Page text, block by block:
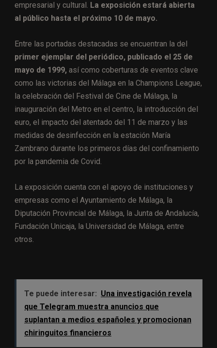
empresarial y cultural. La exposición estará abierta
al público hasta el próximo 10 de mayo.
Entre las portadas destacadas se encuentran la del
primer ejemplar del periódico, publicado el 25 de
mayo de 1999, así como coberturas de eventos clave
como las victorias del Málaga en la Champions League,
la celebración del Festival de Cine de Málaga, la
inauguración del Metro en el centro, la introducción del
euro, el impacto del atentado del 11 de marzo y las
medidas de desinfección en la estación María
Zambrano durante los primeros días del confinamiento
por la pandemia de Covid.
La exposición cuenta con el apoyo de instituciones y
empresas como el Ayuntamiento de Málaga, la
Diputación Provincial de Málaga, la Junta de Andalucía,
Fundación Unicaja, la Universidad de Málaga, entre
otros.
Te puede interesar: Una investigación revela
que Telegram muestra anuncios que
suplantan a medios españoles y promocionan
chiringuitos financieros